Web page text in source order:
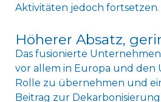
Aktivitäten jedoch fortsetzen.
Höherer Absatz,
Das fusionierte
vor allem in Europa und den
Rolle zu übernehmen und
Beitrag zur